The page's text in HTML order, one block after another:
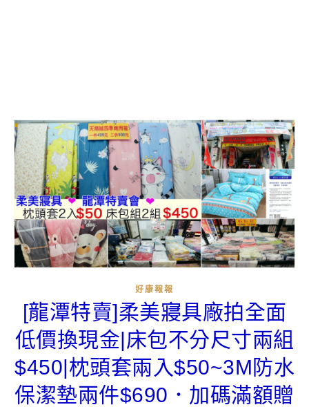
好康報報
[龍潭特賣]柔美寢具廠拍全面
低價換現金|床包不分尺寸兩組
$450|枕頭套兩入$50~3M防水
保潔墊兩件$690．加碼滿額贈